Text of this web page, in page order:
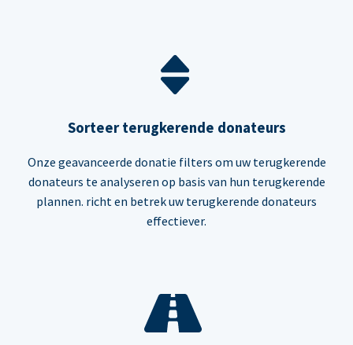
Sorteer terugkerende donateurs
Onze geavanceerde donatie filters om uw terugkerende
donateurs te analyseren op basis van hun terugkerende
plannen. richt en betrek uw terugkerende donateurs
effectiever.